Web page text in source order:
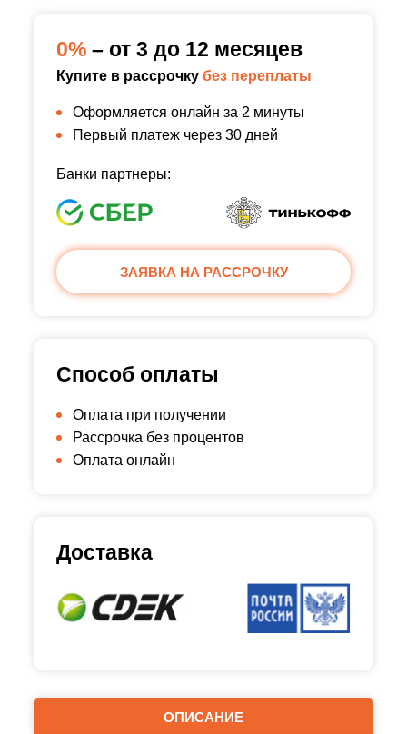
ОПИСАНИЕ
0% – от 3 до 12 месяцев
Купите в рассрочку без переплаты
Оформляется онлайн за 2 минуты
Первый платеж через 30 дней
Банки партнеры:
ЗАЯВКА НА РАССРОЧКУ
Способ оплаты
Оплата при получении
Рассрочка без процентов
Оплата онлайн
Доставка